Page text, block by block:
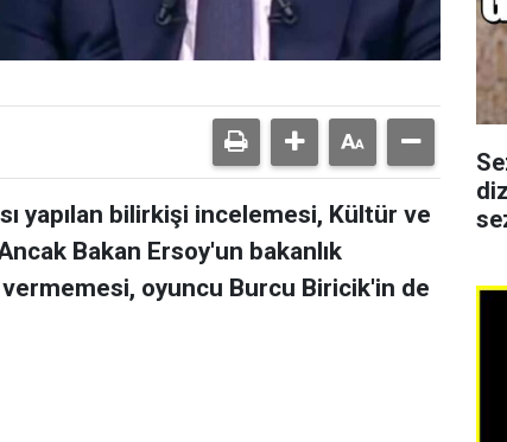
yapılan bilirkişi incelemesi, Kültür ve
Bakan Ersoy'un bakanlık
oyuncu Burcu Biricik'in de